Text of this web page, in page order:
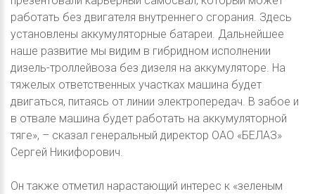
работать без двигателя внутреннего сгорания. Здесь
установлены аккумуляторные батареи. Дальнейшее
наше развитие мы видим в гибридном исполнении
дизель-троллейвоза без дизеля на аккумуляторе. На
тяжелых ответственных участках машина будет
двигаться, питаясь от линии электропередач. В забое и
в отвале машина будет работать на аккумуляторной
тяге», – сказал генеральный директор ОАО «БЕЛАЗ»
Сергей Никифорович.
Он также отметил нарастающий интерес к «зеленым